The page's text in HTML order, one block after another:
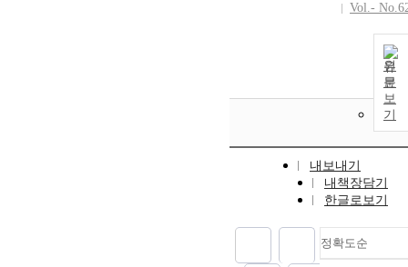
Vol.-
원
문
보
기
내보내기
내책장담기
한글로보기
정확도순